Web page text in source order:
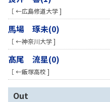
［ ←広島修道大学 ]
馬場 琢未(0)
［ ←神奈川大学 ]
髙尾 流星(0)
［ ←飯塚高校 ]
Out